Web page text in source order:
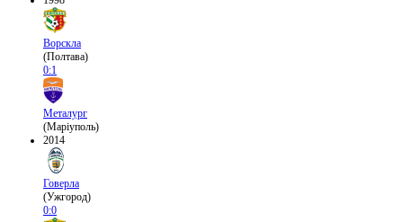
Ворскла
(Полтава)
0:1
Металург
(Маріуполь)
2014
Говерла
(Ужгород)
0:0